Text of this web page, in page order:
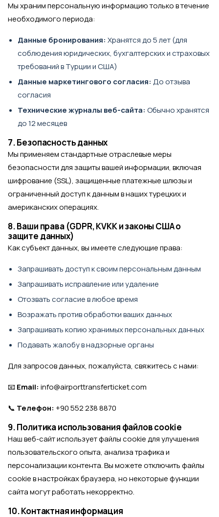
Мы храним персональную информацию только в течение
необходимого периода:
Данные бронирования: Хранятся до 5 лет (для
соблюдения юридических, бухгалтерских и страховых
требований в Турции и США)
Данные маркетингового согласия: До отзыва
согласия
Технические журналы веб-сайта: Обычно хранятся
до 12 месяцев
7. Безопасность данных
Мы применяем стандартные отраслевые меры
безопасности для защиты вашей информации, включая
шифрование (SSL), защищенные платежные шлюзы и
ограниченный доступ к данным в наших турецких и
американских операциях.
8. Ваши права (GDPR, KVKK и законы США о
защите данных)
Как субъект данных, вы имеете следующие права:
Запрашивать доступ к своим персональным данным
Запрашивать исправление или удаление
Отозвать согласие в любое время
Возражать против обработки ваших данных
Запрашивать копию хранимых персональных данных
Подавать жалобу в надзорные органы
Для запросов данных, пожалуйста, свяжитесь с нами:
📧 Email: info@airporttransferticket.com
📞 Телефон: +90 552 238 8870
9. Политика использования файлов cookie
Наш веб-сайт использует файлы cookie для улучшения
пользовательского опыта, анализа трафика и
персонализации контента. Вы можете отключить файлы
cookie в настройках браузера, но некоторые функции
сайта могут работать некорректно.
10. Контактная информация